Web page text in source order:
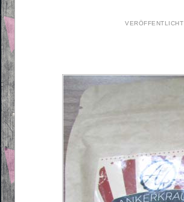
VERÖFFENTLICHT